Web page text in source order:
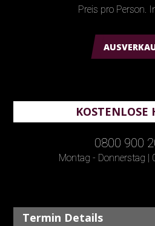
Preis pro Person.
KOSTENLOSE
0800 900
Montag - Donnerstag |
Termin Details